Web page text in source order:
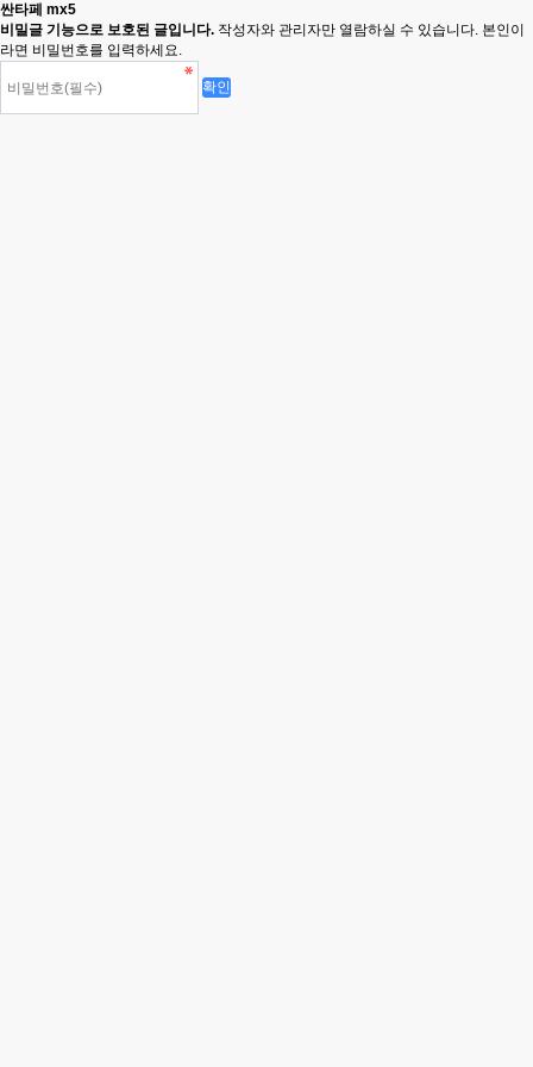
싼타페 mx5
비밀글 기능으로 보호된 글입니다. 작성자와 관리자만 열람하실 수 있습니다. 본인이
라면 비밀번호를 입력하세요.